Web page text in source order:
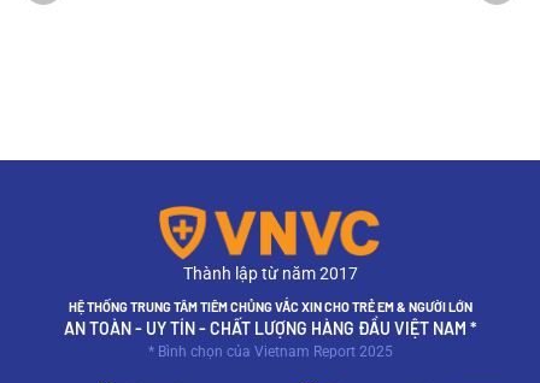
Thành lập từ năm 2017
HỆ THỐNG TRUNG TÂM TIÊM CHỦNG VẮC XIN CHO TRẺ EM & NGƯỜI LỚN
AN TOÀN - UY TÍN - CHẤT LƯỢNG HÀNG ĐẦU VIỆT NAM *
* Bình chọn của Vietnam Report 2025